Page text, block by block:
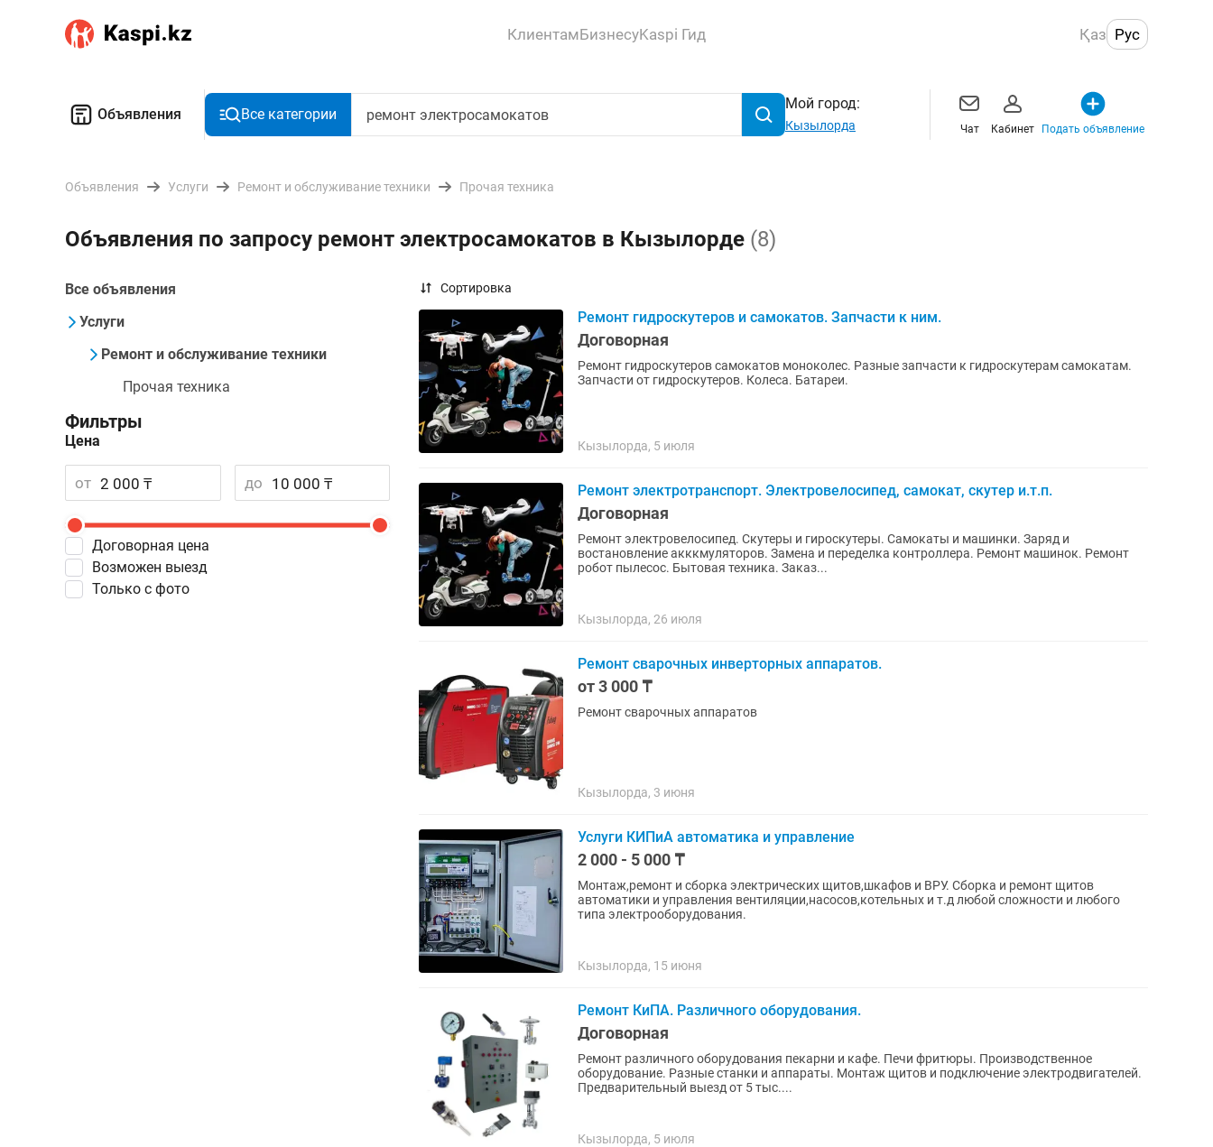
КлиентамБизнесуKaspi Гид Қаз Рус
Объявления Все категории
Мой город:
Кызылорда Чат Кабинет Подать объявление
Объявления Услуги Ремонт и обслуживание техники Прочая техника
Объявления по запросу ремонт электросамокатов в Кызылорде (8)
Все объявления
Услуги
Ремонт и обслуживание техники
Прочая техника
Фильтры
Цена
от до
Договорная цена
Возможен выезд
Только с фото
Сортировка
Ремонт гидроскутеров и самокатов. Запчасти к ним.
Договорная
Ремонт гидроскутеров самокатов моноколес. Разные запчасти к гидроскутерам самокатам.
Запчасти от гидроскутеров. Колеса. Батареи.
Кызылорда, 5 июля
Ремонт электротранспорт. Электровелосипед, самокат, скутер и.т.п.
Договорная
Ремонт электровелосипед. Скутеры и гироскутеры. Самокаты и машинки. Заряд и
востановление акккмуляторов. Замена и переделка контроллера. Ремонт машинок. Ремонт
робот пылесос. Бытовая техника. Заказ...
Кызылорда, 26 июля
Ремонт сварочных инверторных аппаратов.
от 3 000 ₸
Ремонт сварочных аппаратов
Кызылорда, 3 июня
Услуги КИПиА автоматика и управление
2 000 - 5 000 ₸
Монтаж,ремонт и сборка электрических щитов,шкафов и ВРУ. Сборка и ремонт щитов
автоматики и управления вентиляции,насосов,котельных и т.д любой сложности и любого
типа электрооборудования.
Кызылорда, 15 июня
Ремонт КиПА. Различного оборудования.
Договорная
Ремонт различного оборудования пекарни и кафе. Печи фритюры. Производственное
оборудование. Разные станки и аппараты. Монтаж щитов и подключение электродвигателей.
Предварительный выезд от 5 тыс....
Кызылорда, 5 июля